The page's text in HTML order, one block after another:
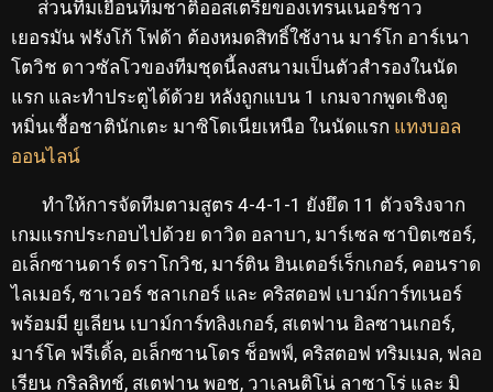
ส่วนทีมเยือนทีมชาติออสเตรียของเทรนเนอร์ชาว
เยอรมัน ฟรังโก้ โฟด้า ต้องหมดสิทธิ์ใช้งาน มาร์โก อาร์เนา
โตวิช ดาวซัลโวของทีมชุดนี้ลงสนามเป็นตัวสำรองในนัด
แรก และทำประตูได้ด้วย หลังถูกแบน 1 เกมจากพูดเชิงดู
หมิ่นเชื้อชาตินักเตะ มาซิโดเนียเหนือ ในนัดแรก แทงบอล
ออนไลน์
ทำให้การจัดทีมตามสูตร 4-4-1-1 ยังยึด 11 ตัวจริงจาก
เกมแรกประกอบไปด้วย ดาวิด อลาบา, มาร์เซล ซาบิตเซอร์,
อเล็กซานดาร์ ดราโกวิช, มาร์ติน ฮินเตอร์เร็กเกอร์, คอนราด
ไลเมอร์, ซาเวอร์ ชลาเกอร์ และ คริสตอฟ เบาม์การ์ทเนอร์
พร้อมมี ยูเลียน เบาม์การ์ทลิงเกอร์, สเตฟาน อิลซานเกอร์,
มาร์โค ฟรีเดิ้ล, อเล็กซานโดร ช็อพฟ์, คริสตอฟ ทริมเมล, ฟลอ
เรียน กริลลิทช์, สเตฟาน พอช, วาเลนติโน่ ลาซาโร่ และ มิ